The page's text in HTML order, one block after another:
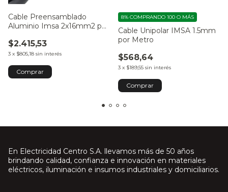
Cable Preensamblado
Aluminio Imsa 2x16mm2 por
$2.415,53
3 x $805,18 sin interés
Cable Unipolar IMSA 1.5mm
por Metro
$568,64
3 x $189,55 sin interés
8% COMPRANDO 100 O MÁS
Comprar
En Electricidad Centro S.A. llevamos más de 50 años
brindando calidad, confianza e innovación en materiales
eléctricos, iluminación e insumos industriales y domiciliarios.